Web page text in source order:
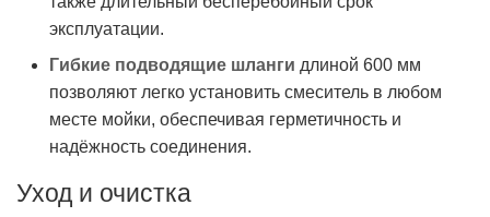
эксплуатации.
Гибкие подводящие шланги длиной 600 мм
позволяют легко установить смеситель в любом
месте мойки, обеспечивая герметичность и
надёжность соединения.
Уход и очистка